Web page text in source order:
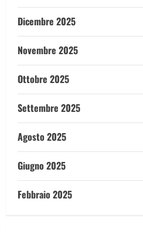
Dicembre 2025
Novembre 2025
Ottobre 2025
Settembre 2025
Agosto 2025
Giugno 2025
Febbraio 2025